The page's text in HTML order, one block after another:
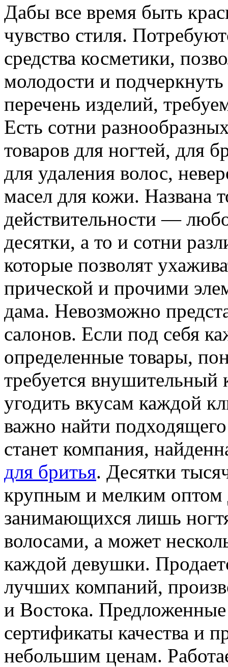
Дaбы всe время быть
чувство стиля.
средства косметики,
молодости и
перечень изделий,
Есть сотни
товаров для ногтей, для
для удаления волос,
масел для кожи. Названа
действительности —
десятки, а то и сотни
которые позволят
прической и прочими
дама. Невозможно
салонов. Если под себя
определенные товары,
требуется внушительный
угодить вкусам каждой
важно найти
станет компания,
для бритья. Десятки
крупным и мелким оптом
занимающихся лишь
волосами, а может
каждой девушки.
лучших компаний,
и Востока.
сертификаты качества и
небольшим ценам.